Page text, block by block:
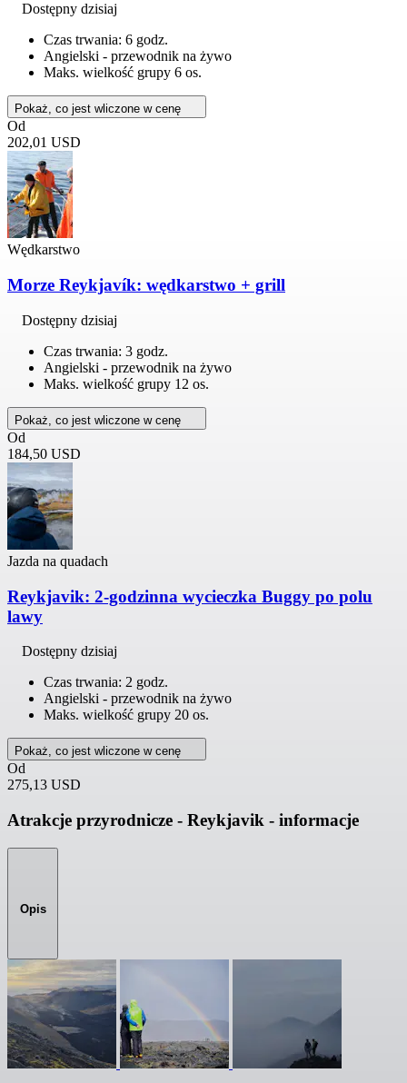
Dostępny dzisiaj
Czas trwania: 6 godz.
Angielski - przewodnik na żywo
Maks. wielkość grupy 6 os.
Pokaż, co jest wliczone w cenę
Od
202,01 USD
Wędkarstwo
Morze Reykjavík: wędkarstwo + grill
Dostępny dzisiaj
Czas trwania: 3 godz.
Angielski - przewodnik na żywo
Maks. wielkość grupy 12 os.
Pokaż, co jest wliczone w cenę
Od
184,50 USD
Jazda na quadach
Reykjavik: 2-godzinna wycieczka Buggy po polu
lawy
Dostępny dzisiaj
Czas trwania: 2 godz.
Angielski - przewodnik na żywo
Maks. wielkość grupy 20 os.
Pokaż, co jest wliczone w cenę
Od
275,13 USD
Atrakcje przyrodnicze - Reykjavik - informacje
Opis